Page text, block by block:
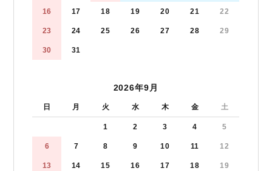
16 17 18 19 20 21 22
23 24 25 26 27 28 29
30 31
2026年9月
日 月 火 水 木 金 土
1 2 3 4 5
6 7 8 9 10 11 12
13 14 15 16 17 18 19